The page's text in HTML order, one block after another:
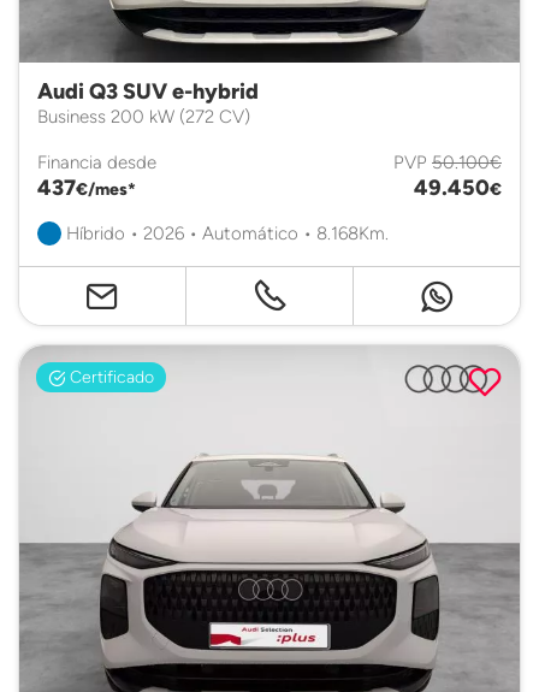
Audi Q3 SUV e-hybrid
Business 200 kW (272 CV)
Financia desde
437€/mes*
PVP 50.100€
49.450€
Híbrido • 2026 • Automático • 8.168Km.
Certificado